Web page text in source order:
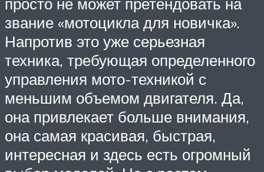
звание «мотоцикла для новичка».
Напротив это уже серьезная
техника, требующая определенного
управления мото-техникой с
меньшим объемом двигателя. Да,
она привлекает больше внимания,
она самая красивая, быстрая,
интересная и здесь есть огромный